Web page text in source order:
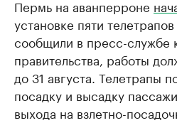
Пермь на аванперроне
установке пяти
сообщили в пресс-службе
правительства, работы
до 31 августа. Телетрапы
посадку и высадку
выхода на взлетно-